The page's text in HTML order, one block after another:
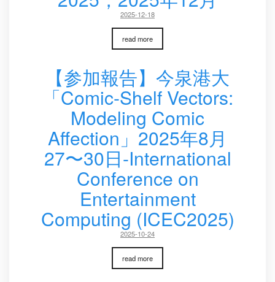
2025-12-18
read more
【参加報告】今泉港大
「Comic-Shelf Vectors:
Modeling Comic
Affection」2025年8月
27〜30日-International
Conference on
Entertainment
Computing (ICEC2025)
2025-10-24
read more